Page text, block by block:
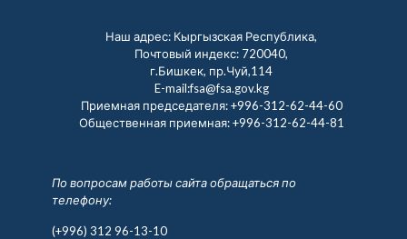
Наш адрес: Кыргызская Республика,
Почтовый индекс: 720040,
г.Бишкек, пр.Чуй,114
E-mail:fsa@fsa.gov.kg
Приемная председателя:+996-312-62-44-60
Общественная приемная:+996-312-62-44-81
По вопросам работы сайта обращаться по
телефону:
(+996) 312 96-13-10